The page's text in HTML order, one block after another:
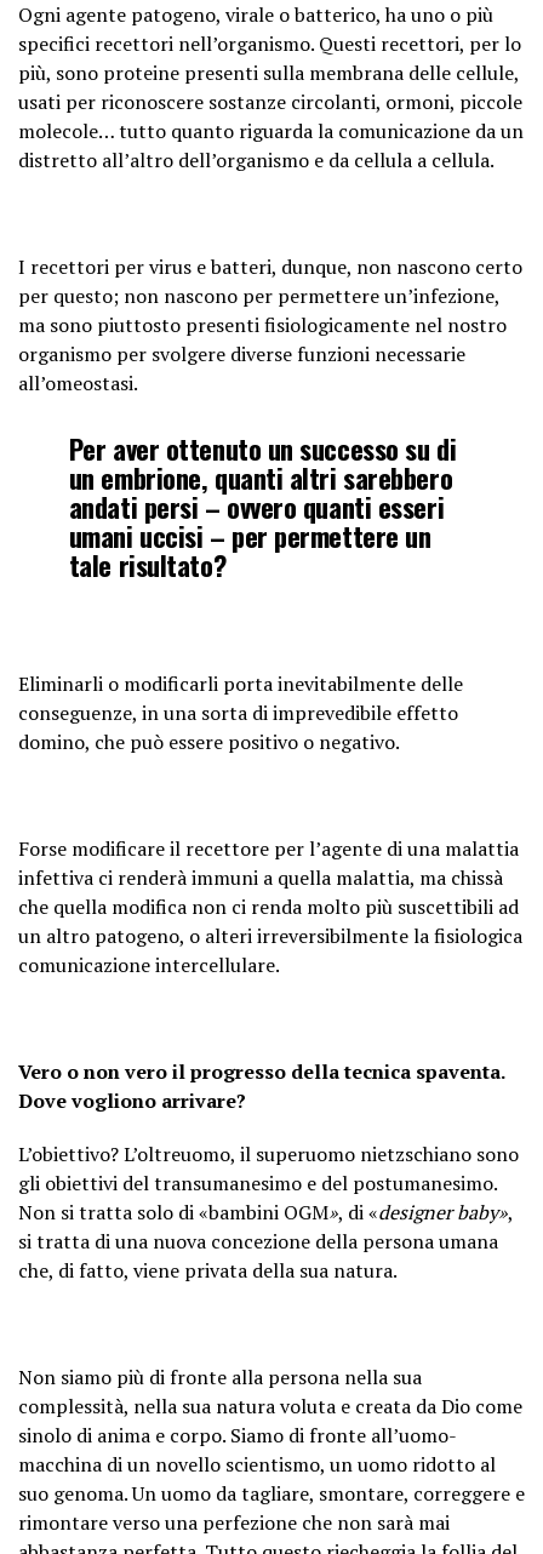
Ogni agente patogeno, virale o batterico, ha uno o più
specifici recettori nell’organismo. Questi recettori, per lo
più, sono proteine presenti sulla membrana delle cellule,
usati per riconoscere sostanze circolanti, ormoni, piccole
molecole… tutto quanto riguarda la comunicazione da un
distretto all’altro dell’organismo e da cellula a cellula.
I recettori per virus e batteri, dunque, non nascono certo
per questo; non nascono per permettere un’infezione,
ma sono piuttosto presenti fisiologicamente nel nostro
organismo per svolgere diverse funzioni necessarie
all’omeostasi.
Per aver ottenuto un successo su di
un embrione, quanti altri sarebbero
andati persi – ovvero quanti esseri
umani uccisi – per permettere un
tale risultato?
Eliminarli o modificarli porta inevitabilmente delle
conseguenze, in una sorta di imprevedibile effetto
domino, che può essere positivo o negativo.
Forse modificare il recettore per l’agente di una malattia
infettiva ci renderà immuni a quella malattia, ma chissà
che quella modifica non ci renda molto più suscettibili ad
un altro patogeno, o alteri irreversibilmente la fisiologica
comunicazione intercellulare.
Vero o non vero il progresso della tecnica spaventa.
Dove vogliono arrivare?
L’obiettivo? L’oltreuomo, il superuomo nietzschiano sono
gli obiettivi del transumanesimo e del postumanesimo.
Non si tratta solo di «bambini OGM», di «designer baby»,
si tratta di una nuova concezione della persona umana
che, di fatto, viene privata della sua natura.
Non siamo più di fronte alla persona nella sua
complessità, nella sua natura voluta e creata da Dio come
sinolo di anima e corpo. Siamo di fronte all’uomo-
macchina di un novello scientismo, un uomo ridotto al
suo genoma. Un uomo da tagliare, smontare, correggere e
rimontare verso una perfezione che non sarà mai